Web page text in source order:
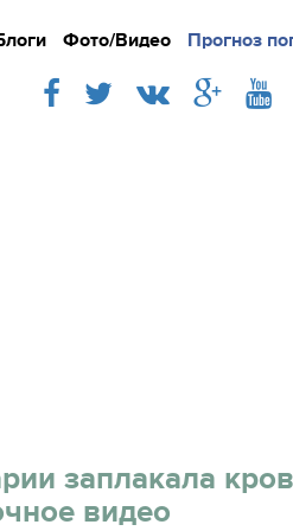
Фото/Видео Прогноз
Подробно
заплакала
видео